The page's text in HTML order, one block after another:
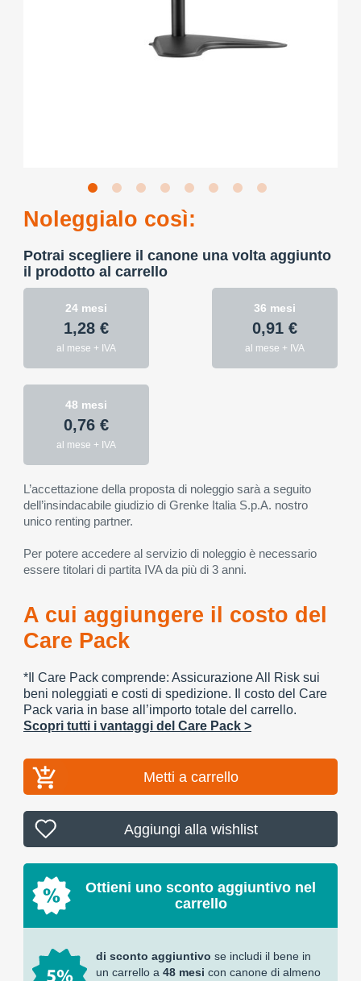
Noleggialo così:
Potrai scegliere il canone una volta aggiunto
il prodotto al carrello
24 mesi
1,28 €
al mese + IVA
36 mesi
0,91 €
al mese + IVA
48 mesi
0,76 €
al mese + IVA
L’accettazione della proposta di noleggio sarà a seguito
dell’insindacabile giudizio di Grenke Italia S.p.A. nostro
unico renting partner.
Per potere accedere al servizio di noleggio è necessario
essere titolari di partita IVA da più di 3 anni.
A cui aggiungere il costo del
Care Pack
*Il Care Pack comprende: Assicurazione All Risk sui
beni noleggiati e costi di spedizione. Il costo del Care
Pack varia in base all’importo totale del carrello.
Scopri tutti i vantaggi del Care Pack >
Metti a carrello
Aggiungi alla wishlist
Ottieni uno sconto aggiuntivo nel
carrello
di sconto aggiuntivo se includi il bene in
un carrello a 48 mesi con canone di almeno